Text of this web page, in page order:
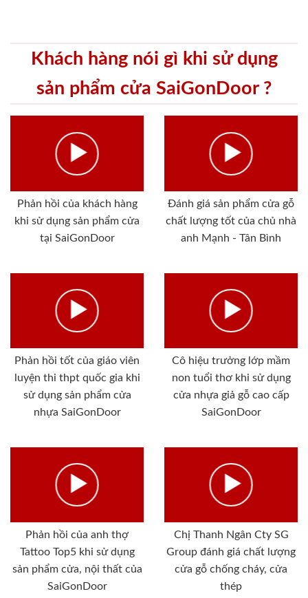
Khách hàng nói gì khi sử dụng
sản phẩm cửa SaiGonDoor ?
Phản hồi của khách hàng
khi sử dụng sản phẩm cửa
tại SaiGonDoor
Đánh giá sản phẩm cửa gỗ
chất lượng tốt của chủ nhà
anh Mạnh - Tân Bình
Phản hồi tốt của giáo viên
luyện thi thpt quốc gia khi
sử dụng sản phẩm cửa
nhựa SaiGonDoor
Cô hiệu trưởng lớp mầm
non tuổi thơ khi sử dụng
cửa nhựa giả gỗ cao cấp
SaiGonDoor
Phản hồi của anh thợ
Tattoo Top5 khi sử dụng
sản phẩm cửa, nội thất của
SaiGonDoor
Chị Thanh Ngân Cty SG
Group đánh giá chất lượng
cửa gỗ chống cháy, cửa
thép